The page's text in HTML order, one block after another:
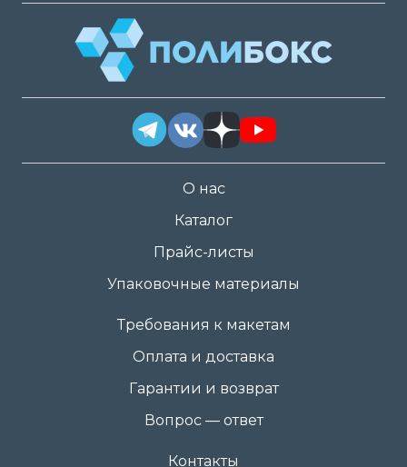
О нас
Каталог
Прайс-листы
Упаковочные материалы
Требования к макетам
Оплата и доставка
Гарантии и возврат
Вопрос — ответ
Контакты